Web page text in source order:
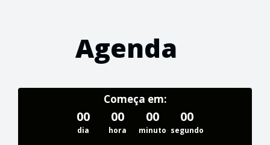
Agenda
Começa em:
00
dia
00
hora
00
minuto
00
segundo